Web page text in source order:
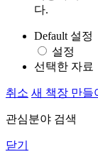
다.
Default 설정
설정
선택한 자료
취소 새 책장 만들
관심분야 검색
닫기